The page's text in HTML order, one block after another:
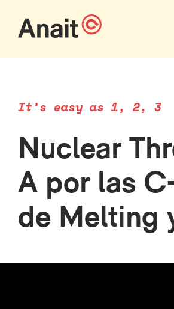
It’s easy as 1, 2, 3
Nuclear
A por las
de Melting